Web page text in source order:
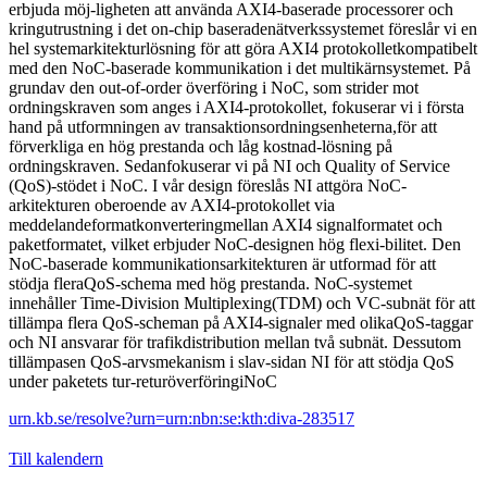
erbjuda möj-ligheten att använda AXI4-baserade processorer och
kringutrustning i det on-chip baseradenätverkssystemet föreslår vi en
hel systemarkitekturlösning för att göra AXI4 protokolletkompatibelt
med den NoC-baserade kommunikation i det multikärnsystemet. På
grundav den out-of-order överföring i NoC, som strider mot
ordningskraven som anges i AXI4-protokollet, fokuserar vi i första
hand på utformningen av transaktionsordningsenheterna,för att
förverkliga en hög prestanda och låg kostnad-lösning på
ordningskraven. Sedanfokuserar vi på NI och Quality of Service
(QoS)-stödet i NoC. I vår design föreslås NI attgöra NoC-
arkitekturen oberoende av AXI4-protokollet via
meddelandeformatkonverteringmellan AXI4 signalformatet och
paketformatet, vilket erbjuder NoC-designen hög flexi-bilitet. Den
NoC-baserade kommunikationsarkitekturen är utformad för att
stödja fleraQoS-schema med hög prestanda. NoC-systemet
innehåller Time-Division Multiplexing(TDM) och VC-subnät för att
tillämpa flera QoS-scheman på AXI4-signaler med olikaQoS-taggar
och NI ansvarar för trafikdistribution mellan två subnät. Dessutom
tillämpasen QoS-arvsmekanism i slav-sidan NI för att stödja QoS
under paketets tur-returöverföringiNoC
urn.kb.se/resolve?urn=urn:nbn:se:kth:diva-283517
Till kalendern